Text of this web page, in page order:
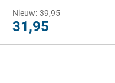
Nieuw: 39,95
31,95